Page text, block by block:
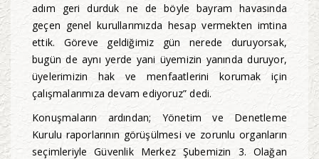
adım geri durduk ne de böyle bayram havasında
geçen genel kurullarımızda hesap vermekten imtina
ettik. Göreve geldiğimiz gün nerede duruyorsak,
bugün de aynı yerde yani üyemizin yanında duruyor,
üyelerimizin hak ve menfaatlerini korumak için
çalışmalarımıza devam ediyoruz” dedi.
Konuşmaların ardından; Yönetim ve Denetleme
Kurulu raporlarının görüşülmesi ve zorunlu organların
seçimleriyle Güvenlik Merkez Şubemizin 3. Olağan